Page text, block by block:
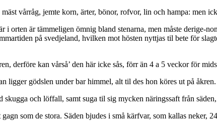
vårråg, jemte korn, ärter, bönor, rofvor, lin och hampa: men
är tämmeligen ömnig bland stenarna, men måste derige-
på svedjeland, hvilken mot hösten nyttjas til bete för
derföre kan vårså’ den här icke sås, förr än 4 a 5 veckor för
ligger gödslen under bar himmel, alt til des hon köres ut på åkren.
skugga och löffall, samt suga til sig mycken näringssaft från
som de stora. Säden bjudes i små kärfvar, som kallas neker,